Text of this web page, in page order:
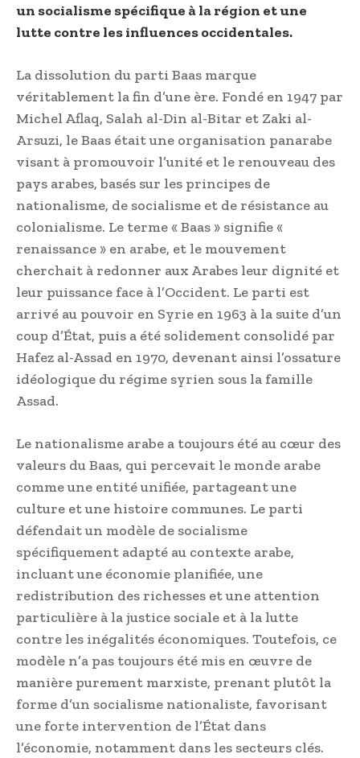
un socialisme spécifique à la région et une
lutte contre les influences occidentales.
La dissolution du parti Baas marque
véritablement la fin d’une ère. Fondé en 1947 par
Michel Aflaq, Salah al-Din al-Bitar et Zaki al-
Arsuzi, le Baas était une organisation panarabe
visant à promouvoir l’unité et le renouveau des
pays arabes, basés sur les principes de
nationalisme, de socialisme et de résistance au
colonialisme. Le terme « Baas » signifie «
renaissance » en arabe, et le mouvement
cherchait à redonner aux Arabes leur dignité et
leur puissance face à l’Occident. Le parti est
arrivé au pouvoir en Syrie en 1963 à la suite d’un
coup d’État, puis a été solidement consolidé par
Hafez al-Assad en 1970, devenant ainsi l’ossature
idéologique du régime syrien sous la famille
Assad.
Le nationalisme arabe a toujours été au cœur des
valeurs du Baas, qui percevait le monde arabe
comme une entité unifiée, partageant une
culture et une histoire communes. Le parti
défendait un modèle de socialisme
spécifiquement adapté au contexte arabe,
incluant une économie planifiée, une
redistribution des richesses et une attention
particulière à la justice sociale et à la lutte
contre les inégalités économiques. Toutefois, ce
modèle n’a pas toujours été mis en œuvre de
manière purement marxiste, prenant plutôt la
forme d’un socialisme nationaliste, favorisant
une forte intervention de l’État dans
l’économie, notamment dans les secteurs clés.